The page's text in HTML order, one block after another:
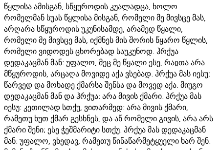
წყლისა ამისგან, სწყუროდის კუალადცა, ხოლო
რომელმან სუას წყლისა მისგან, რომელი მე მივსცე მას,
არღარა სწყუროდის უკუნისამდე, არამედ წყალი,
რომელი მე მივსცე მას, იქმნეს მის შორის წყარო წყლის,
რომელი ვიდოდეს ცხორებად საუკუნოდ. ჰრქუა
დედაკაცმან მან: უფალო, მეც მე წყალი ესე, რაჲთა არა
მწყუროდის, არცაღა მოვიდე აქა ვსებად. ჰრქუა მას იესუ:
წარვედ და მოხადე ქმარსა შენსა და მოვედ აქა. მიუგო
დედაკაცმან მან და ჰრქუა: არა მივის ქმარი. ჰრქუა მას
იესუ: კეთილად სთქუ, ვითარმედ: არა მივის ქმარი,
რამეთუ ხუთ ქმარ გესხნეს, და აწ რომელი გივის, არა არს
ქმარი შენი; ესე ჭეშმარიტი სთქუ. ჰრქუა მას დედაკაცმან
მან: უფალო, ვხედავ, რამეთუ წინაწარმეტყუელი ხარ შენ.